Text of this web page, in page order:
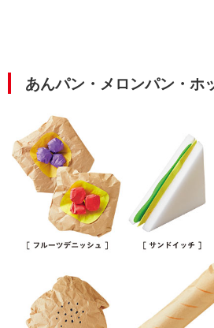
あんパン・メロンパン・ホ